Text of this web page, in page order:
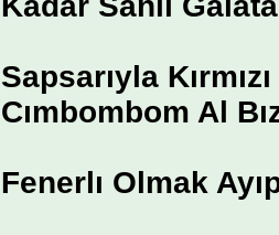
Sapsarıyla
Cımbombom Al
Fenerlı Olmak